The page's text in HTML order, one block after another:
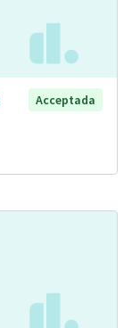
Acceptada